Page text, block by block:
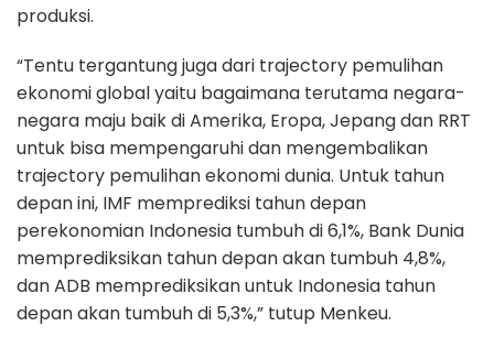
produksi.
“Tentu tergantung juga dari trajectory pemulihan
ekonomi global yaitu bagaimana terutama negara-
negara maju baik di Amerika, Eropa, Jepang dan RRT
untuk bisa mempengaruhi dan mengembalikan
trajectory pemulihan ekonomi dunia. Untuk tahun
depan ini, IMF memprediksi tahun depan
perekonomian Indonesia tumbuh di 6,1%, Bank Dunia
memprediksikan tahun depan akan tumbuh 4,8%,
dan ADB memprediksikan untuk Indonesia tahun
depan akan tumbuh di 5,3%,” tutup Menkeu.